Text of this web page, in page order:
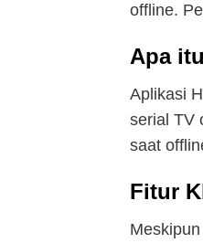
offline.
Apa
Aplikasi
serial TV
saat
Fitur